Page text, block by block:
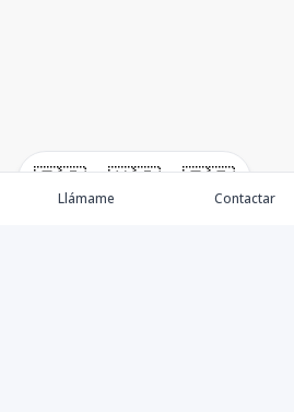
🇪🇸 🇺🇸 🇫🇷
Llámame Contactar